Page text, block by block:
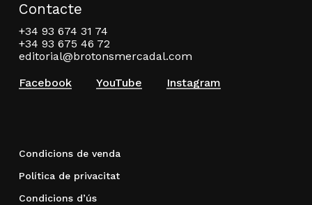
Contacte
+34 93 674 31 74
+34 93 675 46 72
editorial@brotonsmercadal.com
Facebook
YouTube Instagram
Condicions de venda
Política de privacitat
Condicions d’ús